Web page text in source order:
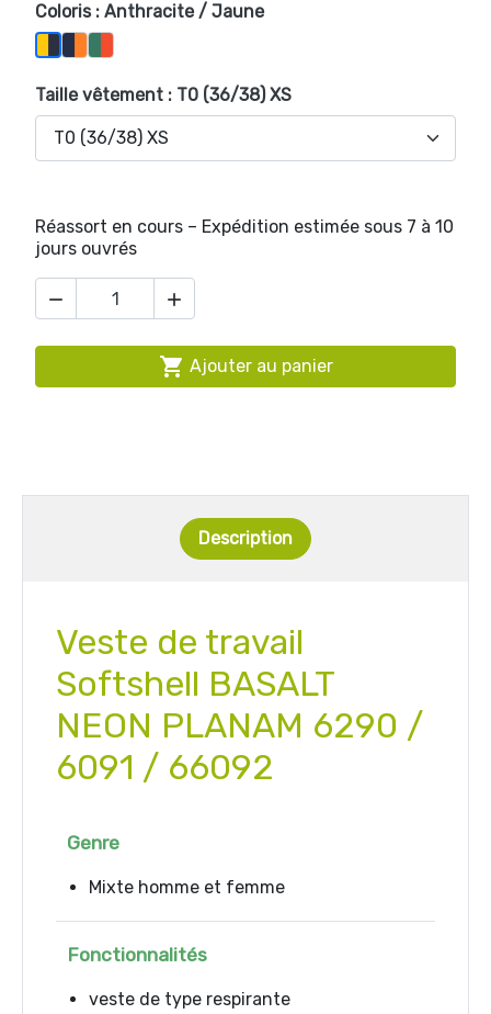
Coloris : Anthracite / Jaune
Anthracite / Jaune
Marine / Orange
Vert Olive / Orange
Taille vêtement : T0 (36/38) XS
Réassort en cours – Expédition estimée sous 7 à 10
jours ouvrés
 
 Ajouter au panier
Description
Veste de travail
Softshell BASALT
NEON PLANAM 6290 /
6091 / 66092
Genre
Mixte homme et femme
Fonctionnalités
veste de type respirante